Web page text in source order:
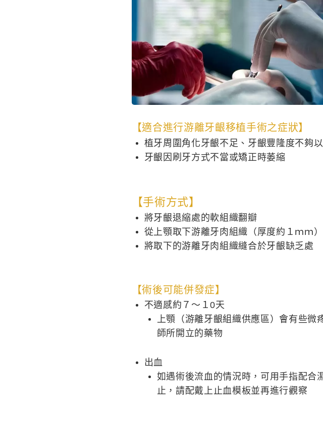
【適合進行游離牙齦移植手術之症狀】
植牙周圍角化牙齦不足、牙齦豐隆度不夠
牙齦因刷牙方式不當或矯正時萎縮
【手術方式】
將牙齦退縮處的軟組織翻瓣
從上顎取下游離牙肉組織（厚度約１ｍｍ）
將取下的游離牙肉組織縫合於牙齦缺乏處
【術後可能併發症】
不適感約７～１0天
上顎（游離牙齦組織供應區）會有些
師所開立的藥物
出血
如遇術後流血的情況時，可用手指配合
止，請配戴上止血模板並再進行觀察